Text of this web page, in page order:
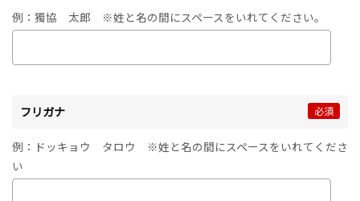
例：獨協 太郎 ※姓と名の間にスペースをいれてください。
フリガナ 必須
例：ドッキョウ タロウ ※姓と名の間にスペースをいれてくださ
い